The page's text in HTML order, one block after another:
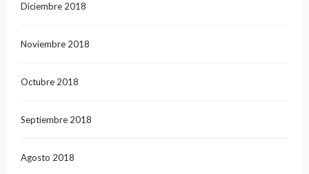
Diciembre 2018
Noviembre 2018
Octubre 2018
Septiembre 2018
Agosto 2018